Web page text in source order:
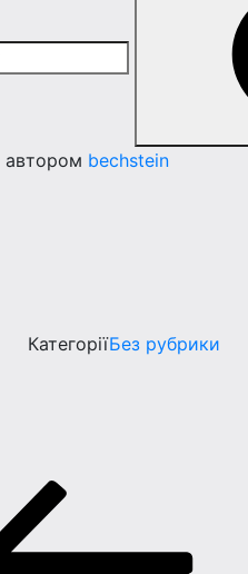
автором bechstein
КатегоріїБез рубрики